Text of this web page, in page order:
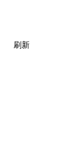
刷新